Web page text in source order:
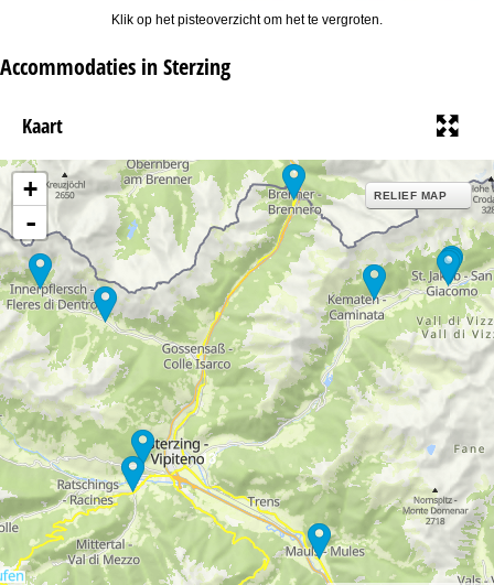
Klik op het pisteoverzicht om het te vergroten.
Accommodaties in Sterzing
Kaart
13
+
-
RELIEF MAP